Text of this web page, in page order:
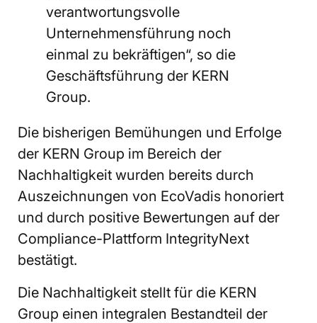
verantwortungsvolle
Unternehmensführung noch
einmal zu bekräftigen“, so die
Geschäftsführung der KERN
Group.
Die bisherigen Bemühungen und Erfolge
der KERN Group im Bereich der
Nachhaltigkeit wurden bereits durch
Auszeichnungen von EcoVadis honoriert
und durch positive Bewertungen auf der
Compliance-Plattform IntegrityNext
bestätigt.
Die Nachhaltigkeit stellt für die KERN
Group einen integralen Bestandteil der